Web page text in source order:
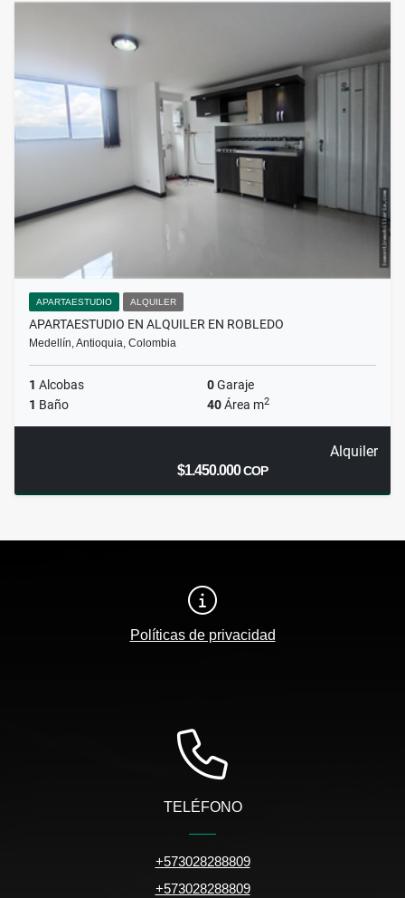
APARTAESTUDIO ALQUILER
APARTAESTUDIO EN ALQUILER EN ROBLEDO
Medellín, Antioquia, Colombia
1 Alcobas 0Garaje
1 Baño 40Área m2
Alquiler
$1.450.000COP
Políticas de privacidad
TELÉFONO
+573028288809
+573028288809